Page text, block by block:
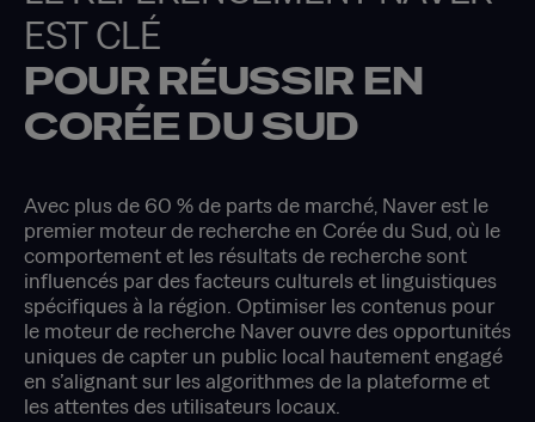
EST CLÉ
POUR RÉUSSIR EN
CORÉE DU SUD
Avec plus de 60 % de parts de marché, Naver est le
premier moteur de recherche en Corée du Sud, où le
comportement et les résultats de recherche sont
influencés par des facteurs culturels et linguistiques
spécifiques à la région. Optimiser les contenus pour
le moteur de recherche Naver ouvre des opportunités
uniques de capter un public local hautement engagé
en s’alignant sur les algorithmes de la plateforme et
les attentes des utilisateurs locaux.